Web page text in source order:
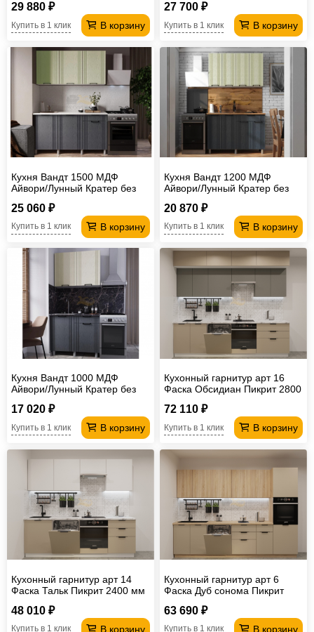
29 880 ₽
В корзину
Купить в 1 клик
27 700 ₽
В корзину
Купить в 1 клик
Кухня Вандт 1500 МДФ
Айвори/Лунный Кратер без
25 060 ₽
В корзину
Купить в 1 клик
Кухня Вандт 1200 МДФ
Айвори/Лунный Кратер без
20 870 ₽
В корзину
Купить в 1 клик
Кухня Вандт 1000 МДФ
Айвори/Лунный Кратер без
17 020 ₽
В корзину
Купить в 1 клик
Кухонный гарнитур арт 16
Фаска Обсидиан Пикрит 2800
72 110 ₽
В корзину
Купить в 1 клик
Кухонный гарнитур арт 14
Фаска Тальк Пикрит 2400 мм
48 010 ₽
В корзину
Купить в 1 клик
Кухонный гарнитур арт 6
Фаска Дуб сонома Пикрит
63 690 ₽
В корзину
Купить в 1 клик